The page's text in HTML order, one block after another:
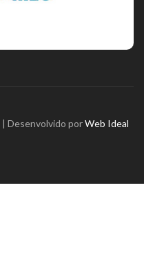
| Desenvolvido porWeb Ideal